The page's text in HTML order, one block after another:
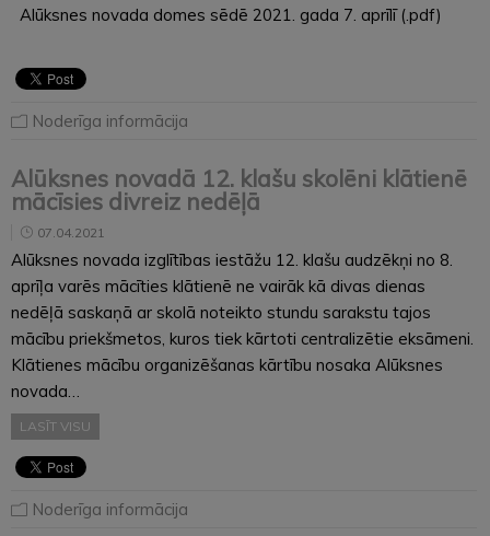
Alūksnes novada domes sēdē 2021. gada 7. aprīlī (.pdf)
Noderīga informācija
Alūksnes novadā 12. klašu skolēni klātienē
mācīsies divreiz nedēļā
07.04.2021
Alūksnes novada izglītības iestāžu 12. klašu audzēkņi no 8.
aprīļa varēs mācīties klātienē ne vairāk kā divas dienas
nedēļā saskaņā ar skolā noteikto stundu sarakstu tajos
mācību priekšmetos, kuros tiek kārtoti centralizētie eksāmeni.
Klātienes mācību organizēšanas kārtību nosaka Alūksnes
novada…
LASĪT VISU
Noderīga informācija